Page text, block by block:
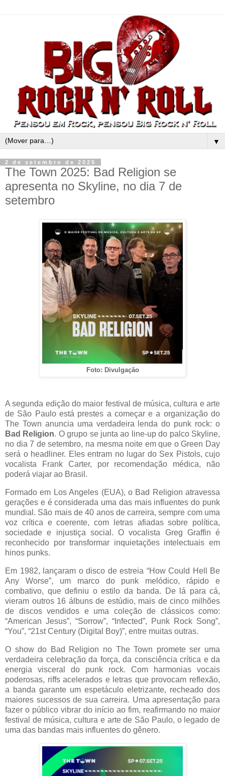
▼
2 de setembro de 2025
The Town 2025: Bad Religion se
apresenta no Skyline, no dia 7 de
setembro
Foto: Divulgação
A segunda edição do maior festival de música, cultura e arte
de São Paulo está prestes a começar e a organização do
The Town anuncia uma verdadeira lenda do punk rock: o
Bad Religion. O grupo se junta ao line-updo palco Skyline,
no dia 7 de setembro, na mesma noite em que o Green Day
será o headliner. Eles entram no lugar do Sex Pistols, cujo
vocalista Frank Carter, por recomendação médica, não
poderá viajar ao Brasil.
Formado em Los Angeles (EUA), o Bad Religion atravessa
gerações e é considerada uma das mais influentes do punk
mundial. São mais de 40 anos de carreira, sempre com uma
voz crítica e coerente, com letras afiadas sobre política,
sociedade e injustiça social. O vocalista Greg Graffin é
reconhecido por transformar inquietações intelectuais em
hinos punks.
Em 1982, lançaram o disco de estreia “How Could Hell
Be
Any
Worse”, um marco do punk melódico, rápido e
combativo, que definiu o estilo da banda. De lá para cá,
vieram outros 16 álbuns de estúdio, mais de cinco milhões
de discos vendidos e uma coleção de clássicos como:
“American Jesus”, “Sorrow”, “ Infected”, Punk Rock Song”,
“You”, “21stCentury (Digital Boy)”, entre muitas outras.
O show do Bad Religion no The Town promete ser uma
verdadeira celebração da força, da consciência crítica e da
energia visceral do punk rock. Com harmonias vocais
poderosas, riffs acelerados e letras que provocam reflexão,
a banda garante um espetáculo eletrizante, recheado dos
maiores sucessos de sua carreira. Uma apresentação para
fazer o público vibrar do início ao fim, reafirmando no maior
festival de música, cultura e arte de São Paulo, o legado de
uma das bandas mais influentes do gênero.